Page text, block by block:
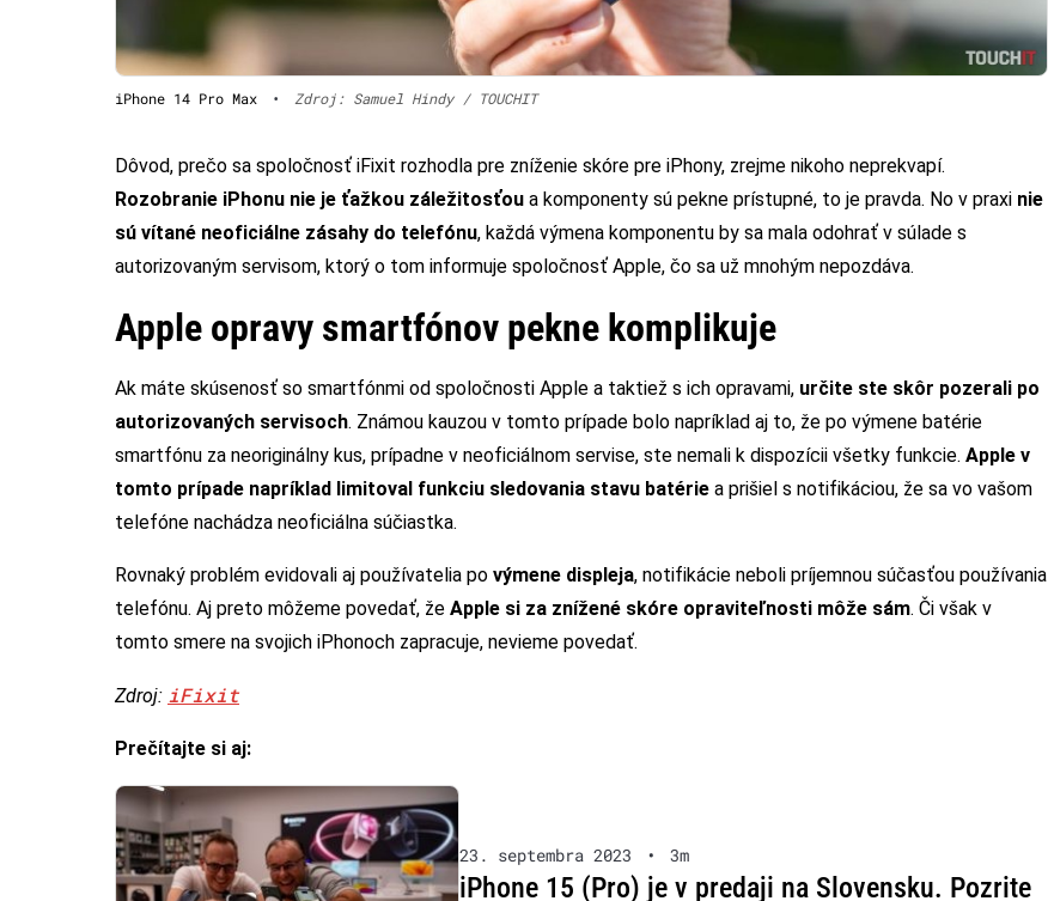
iPhone 14 Pro Max • Zdroj: Samuel Hindy / TOUCHIT
Dôvod, prečo sa spoločnosť iFixit rozhodla pre zníženie skóre pre iPhony, zrejme nikoho neprekvapí.
Rozobranie iPhonu nie je ťažkou záležitosťou a komponenty sú pekne prístupné, to je pravda. No v praxi nie
sú vítané neoficiálne zásahy do telefónu, každá výmena komponentu by sa mala odohrať v súlade s
autorizovaným servisom, ktorý o tom informuje spoločnosť Apple, čo sa už mnohým nepozdáva.
Apple opravy smartfónov pekne komplikuje
Ak máte skúsenosť so smartfónmi od spoločnosti Apple a taktiež s ich opravami, určite ste skôr pozerali po
autorizovaných servisoch. Známou kauzou v tomto prípade bolo napríklad aj to, že po výmene batérie
smartfónu za neoriginálny kus, prípadne v neoficiálnom servise, ste nemali k dispozícii všetky funkcie. Apple v
tomto prípade napríklad limitoval funkciu sledovania stavu batérie a prišiel s notifikáciou, že sa vo vašom
telefóne nachádza neoficiálna súčiastka.
Rovnaký problém evidovali aj používatelia po výmene displeja, notifikácie neboli príjemnou súčasťou používania
telefónu. Aj preto môžeme povedať, že Apple si za znížené skóre opraviteľnosti môže sám. Či však v
tomto smere na svojich iPhonoch zapracuje, nevieme povedať.
Zdroj: iFixit
Prečítajte si aj:
23. septembra 2023 • 3m
iPhone 15 (Pro) je v predaji na Slovensku. Pozrite